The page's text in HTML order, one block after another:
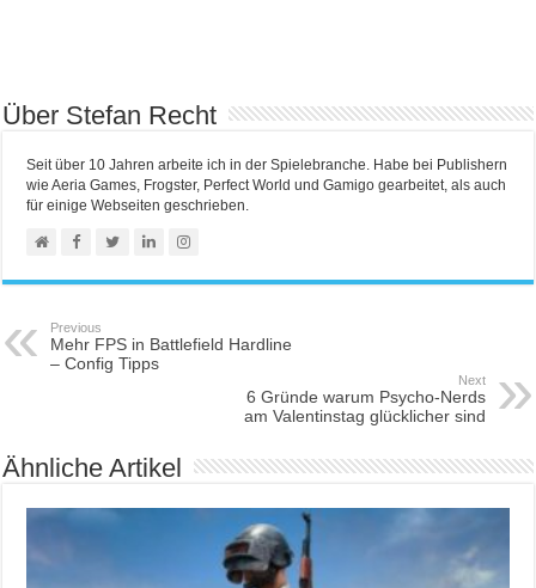
Über Stefan Recht
Seit über 10 Jahren arbeite ich in der Spielebranche. Habe bei Publishern
wie Aeria Games, Frogster, Perfect World und Gamigo gearbeitet, als auch
für einige Webseiten geschrieben.
Previous
Mehr FPS in Battlefield Hardline
– Config Tipps
Next
6 Gründe warum Psycho-Nerds
am Valentinstag glücklicher sind
Ähnliche Artikel